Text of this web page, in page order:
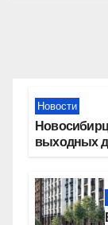
Новости
выходных